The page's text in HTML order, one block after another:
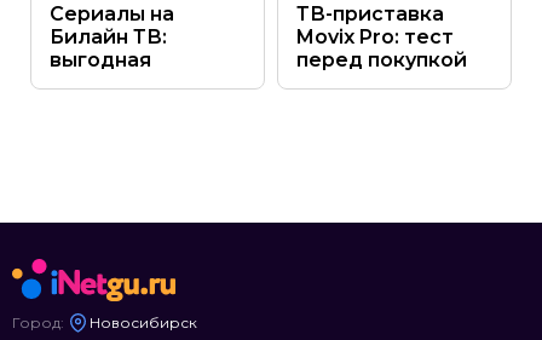
Сериалы на
Билайн ТВ:
выгодная
ТВ-приставка
Movix Pro: тест
перед покупкой
Город: Новосибирск